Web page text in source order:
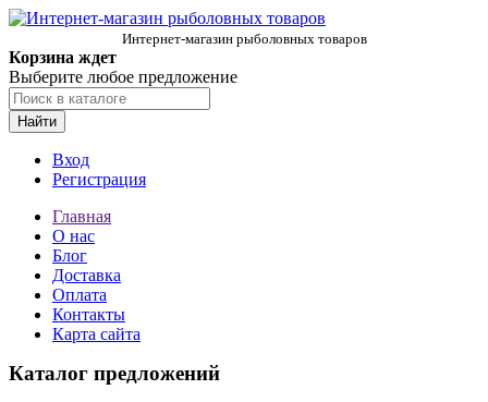
Интернет-магазин рыболовных товаров
Корзина ждет
Выберите любое предложение
Найти
Вход
Регистрация
Главная
О нас
Блог
Доставка
Оплата
Контакты
Карта сайта
Каталог предложений